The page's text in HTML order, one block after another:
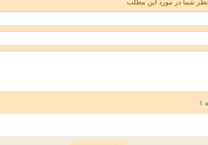
نظر شما در مورد این مطلب